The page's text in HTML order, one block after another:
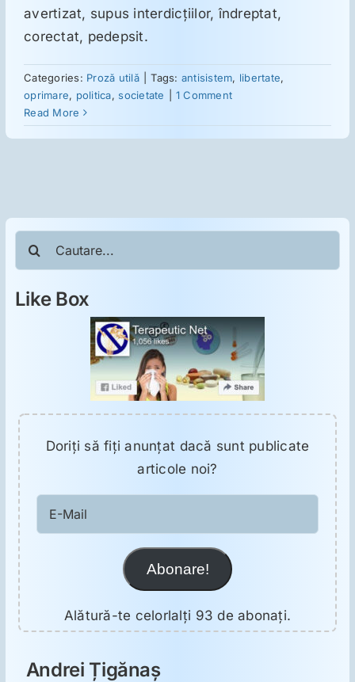
Oncologie
Toxicologie
Proză utilă
avertizat, supus interdicţiilor, îndreptat,
corectat, pedepsit.
Categories: Proză utilă Tags: antisistem, libertate,
oprimare, politica, societate
1 Comment
Read More
Like Box
Doriţi să fiţi anunţat dacă sunt publicate
articole noi?
Mail
Abonare!
Alătură-te celorlalți 93 de abonați.
Andrei Țigănaș